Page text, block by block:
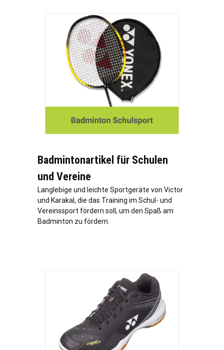
Badmintonartikel für Schulen
und Vereine
Langlebige und leichte Sportgeräte von Victor
und Karakal, die das Training im Schul- und
Vereinssport fördern soll, um den Spaß am
Badminton zu fördern.